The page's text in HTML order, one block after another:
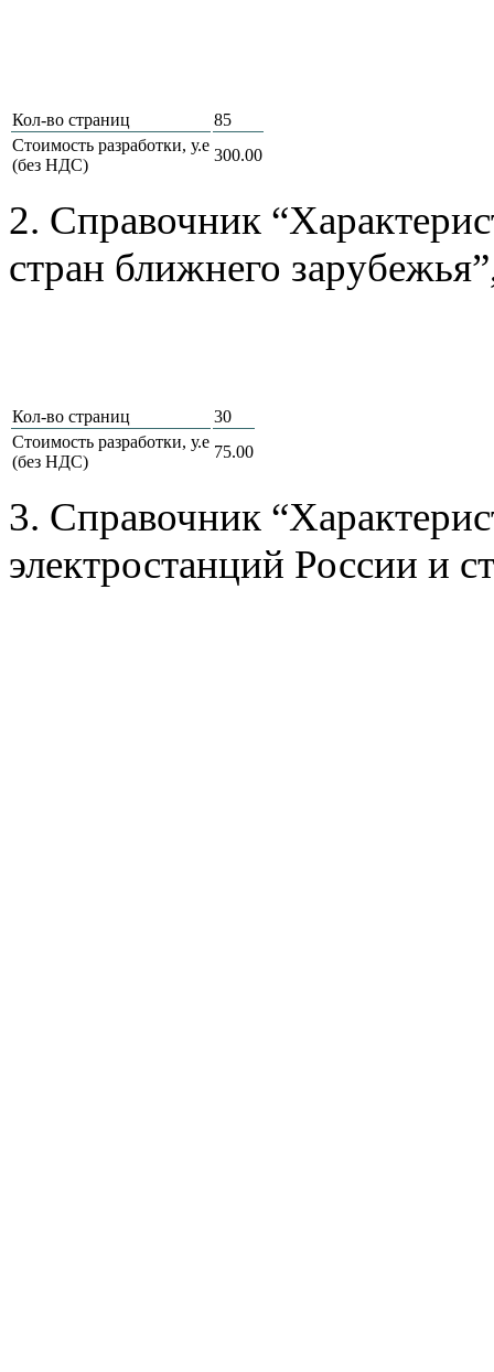
Кол-во страниц
85
Стоимость разработки, у.е
(без НДС)
300.00
2. Справочник
стран ближнего
Кол-во страниц
30
Стоимость разработки, у.е
(без НДС)
75.00
3. Справочник
электростанций России и